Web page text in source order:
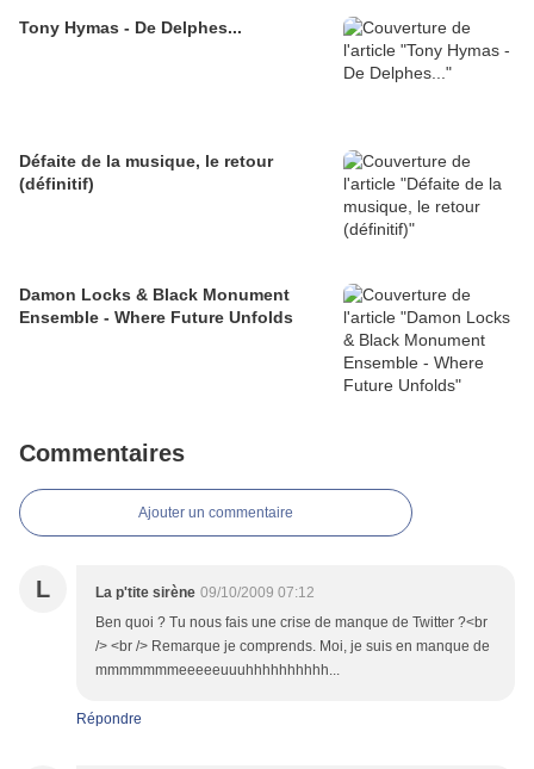
Tony Hymas - De Delphes...
Défaite de la musique, le retour
(définitif)
Damon Locks & Black Monument
Ensemble - Where Future Unfolds
Commentaires
Ajouter un commentaire
L La p'tite sirène 09/10/2009 07:12
Ben quoi ? Tu nous fais une crise de manque de Twitter ?<br
/> <br /> Remarque je comprends. Moi, je suis en manque de
mmmmmmmeeeeeuuuhhhhhhhhhh...
Répondre